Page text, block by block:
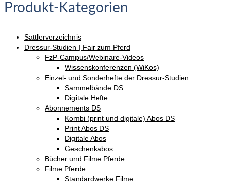
auf
gewählt
werden
Produkt-Kategorien
Sattlerverzeichnis
Dressur-Studien | Fair zum Pferd
FzP-Campus/Webinare-Videos
Wissenskonferenzen (WiKos)
Einzel- und Sonderhefte der Dressur-Studien
Sammelbände DS
Digitale Hefte
Abonnements DS
Kombi (print und digitale) Abos DS
Print Abos DS
Digitale Abos
Geschenkabos
Bücher und Filme Pferde
Filme Pferde
Standardwerke Filme